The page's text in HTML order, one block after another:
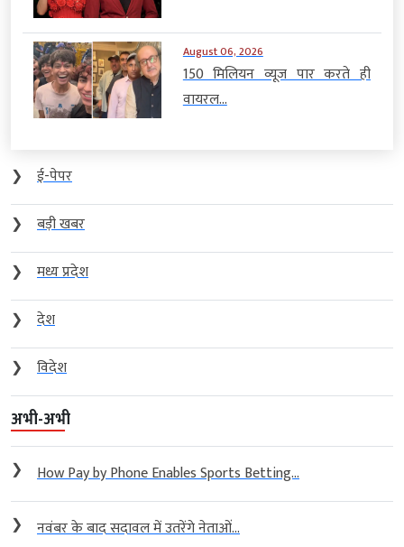
August 06, 2026
150 मिलियन व्यूज पार करते ही
वायरल...
❯
ई-पेपर
❯
बड़ी खबर
❯
मध्य प्रदेश
❯
देश
❯
विदेश
अभी-अभी
❯ How Pay by Phone Enables Sports Betting...
❯ नवंबर के बाद सदावल में उतरेंगे नेताओं...